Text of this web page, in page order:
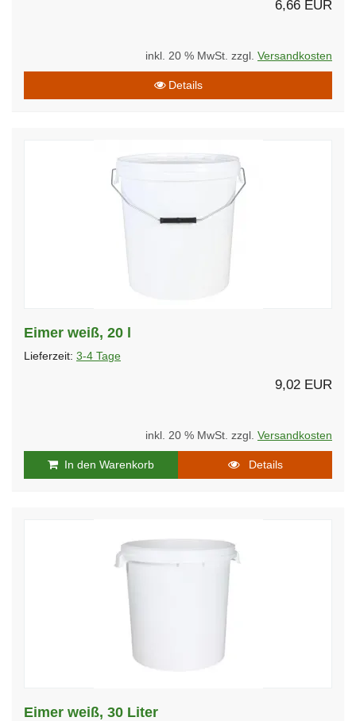
6,66 EUR
inkl. 20 % MwSt. zzgl. Versandkosten
Details
Eimer weiß, 20 l
Lieferzeit: 3-4 Tage
9,02 EUR
inkl. 20 % MwSt. zzgl. Versandkosten
In den Warenkorb Details
Eimer weiß, 30 Liter